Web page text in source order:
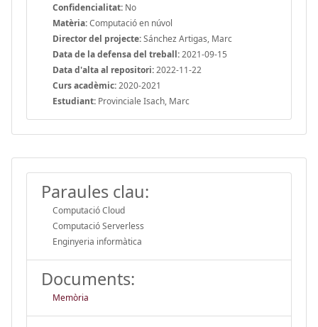
Confidencialitat: No
Matèria:Computació en núvol
Director del projecte:Sánchez Artigas, Marc
Data de la defensa del treball:2021-09-15
Data d'alta al repositori:2022-11-22
Curs acadèmic:2020-2021
Estudiant: Provinciale Isach, Marc
Paraules clau:
Computació Cloud
Computació Serverless
Enginyeria informàtica
Documents:
Memòria